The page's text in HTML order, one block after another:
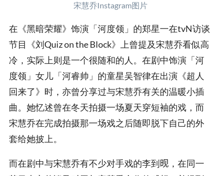
宋慧乔Instagram图片
在《黑暗荣耀》饰演「河度领」的郑星一在tvN访谈
节目《刘Quiz on the Block》上曾提及宋慧乔看似高
冷，实际上则是一个很随和的人。在剧中饰演「河
度领」女儿「河睿帅」的童星吴智律在出演《超人
回来了》时，亦曾分享过与宋慧乔有关的温暖小插
曲。她忆述曾在冬天拍摄一场夏天穿短袖的戏，而
宋慧乔在完成拍摄那一场戏之后随即脱下自己的外
套给她披上。
而在剧中与宋慧乔有不少对手戏的李到𬀪，在同一